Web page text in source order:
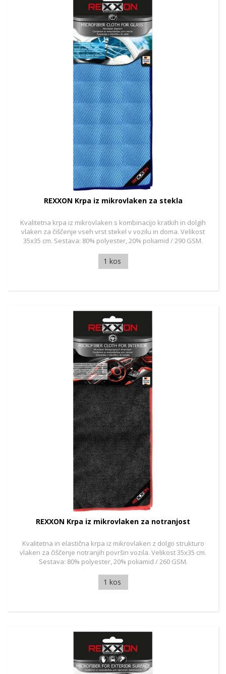
REXXON Krpa iz mikrovlaken za stekla
Kvalitetna krpa iz mikrovlaken s kombinacijo kratkih in dolgih
vlaken za čiščenje vseh vrst stekel v vozilu in doma. Velikost
35x35 cm. Sestava: 80% polyester, 20% poliamid / 290 GSM.
1 kos
REXXON Krpa iz mikrovlaken za notranjost
Kvalitetna in elastična krpa iz mikrovlaken z dolgo strukturo
vlaken za čiščenje notranjih površin vozila. Velikost 35x35 cm.
Sestava: 80% polyester, 20% poliamid / 260 GSM.
1 kos